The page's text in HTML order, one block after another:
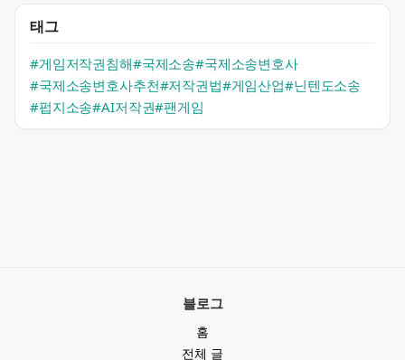
태그
#게임저작권침해#국제소송#국제소송변호사
#국제소송변호사추천#저작권법#게임산업#닌텐도소송
#펍지소송#AI저작권#팬게임
블로그
홈
전체 글